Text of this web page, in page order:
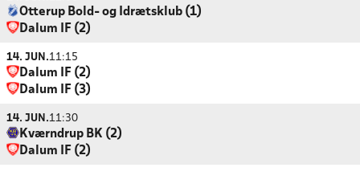
Otterup Bold- og Idrætsklub (1)
Dalum IF (2)
14. JUN.11:15
Dalum IF (2)
Dalum IF (3)
14. JUN.11:30
Kværndrup BK (2)
Dalum IF (2)